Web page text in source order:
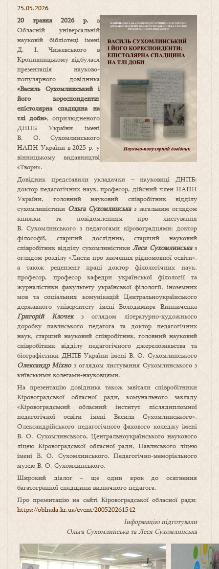
25.05.2026
20 травня 2026 р. в
Обласній універсальній
науковій бібліотеці імені
Д. І. Чижевського в
Кропивницькому відбулася
презентація науково-
популярного довідника
«Василь Сухомлинський і
його кореспонденти:
епістолярна спадщина на
тлі доби», оприлюдненого
ДНПБ України імені
В. О. Сухомлинського
НАПН України в 2025 р. у
вінницькому видавництві
«Твори».
Довідник представили укладачки – науковиці ДНПБ:
доктор педагогічних наук, професор, дійсний член НАПН
України, головний науковий співробітник відділу
сухомлиністики Ольга Сухомлинськаз загальним оглядом
книжки та повідомленням про листування
В. Сухомлинського з педагогами кіровоградцями; доктор
філософії, старший дослідник, старший науковий
співробітник відділу сухомлиністикиЛеся Сухомлинськаз
оглядом розділу «Листи про значення рідномовної освіти»,
а також рецензент праці доктор філологічних наук,
професор, професор кафедри української філології та
журналістики факультету української філології, іноземних
мов та соціальних комунікацій Центральноукраїнського
державного університету імені Володимира Винниченка
Григорій
Клочекз оглядом літературно-художнього
доробку павлиського педагога та доктор педагогічних
наук, старший науковий співробітник, головний науковий
співробітник відділу педагогічного джерелознавства та
біографістики ДНПБ України імені В. О. Сухомлинського
Олександр Міхноз оглядом листування Сухомлинського з
київськими колегами-науковцями.
На презентацію довідника також завітали співробітники
Кіровоградської обласної ради, комунального закладу
«Кіровоградський обласний інститут післядипломної
педагогічної освіти імені Василя Сухомлинського»,
Олександрійського педагогічного фахового коледжу імені
В. О. Сухомлинського, Центральноукраїнського наукового
ліцею Кіровоградської обласної ради, Павлиського ліцею
імені В. О. Сухомлинського, Педагогічно-меморіального
музею В. О. Сухомлинського.
Широкий діалог – ще один крок до осягнення
багатогранної спадщини визначного педагога.
Про презентацію на сайті Кіровоградської обласної ради:
https://oblrada.kr.ua/event/200520261542
Інформацію підготували
Ольга Сухомлинська та Леся Сухомлинська